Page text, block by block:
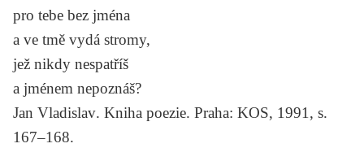
pro tebe bez jména
a ve tmě vydá stromy,
jež nikdy nespatříš
a jménem nepoznáš?
Jan Vladislav. Kniha poezie. Praha: KOS, 1991, s.
167–168.